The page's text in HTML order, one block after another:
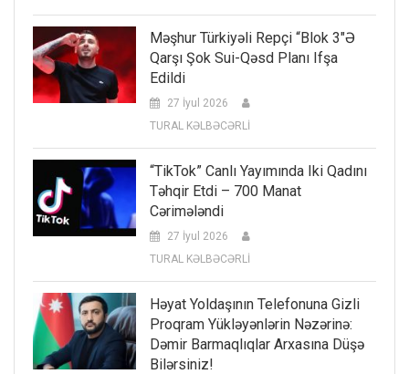
Məşhur Türkiyəli Repçi “Blok 3″ə
Qarşı Şok Sui-Qəsd Planı Ifşa
Edildi
27 İyul 2026
TURAL KƏLBƏCƏRLİ
“TikTok” Canlı Yayımında Iki Qadını
Təhqir Etdi – 700 Manat
Cərimələndi
27 İyul 2026
TURAL KƏLBƏCƏRLİ
Həyat Yoldaşının Telefonuna Gizli
Proqram Yükləyənlərin Nəzərinə:
Dəmir Barmaqlıqlar Arxasına Düşə
Bilərsiniz!